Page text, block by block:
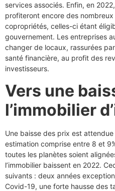
services associés. Enfin, en
profiteront encore des
copropriétés, celles-ci étant
gouvernement. Les entreprises
changer de locaux, rassurées
santé financière, au profit des
investisseurs.
Vers une
l’immobilier
Une baisse des prix est
estimation comprise entre 8 et
toutes les planètes soient
l’immobilier baissent en 2022.
suivants : deux années
Covid-19, une forte hausse des